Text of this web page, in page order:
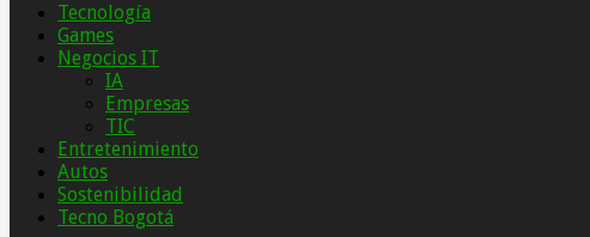
Tecnología
Games
Negocios IT
IA
Empresas
TIC
Entretenimiento
Autos
Sostenibilidad
Tecno Bogotá